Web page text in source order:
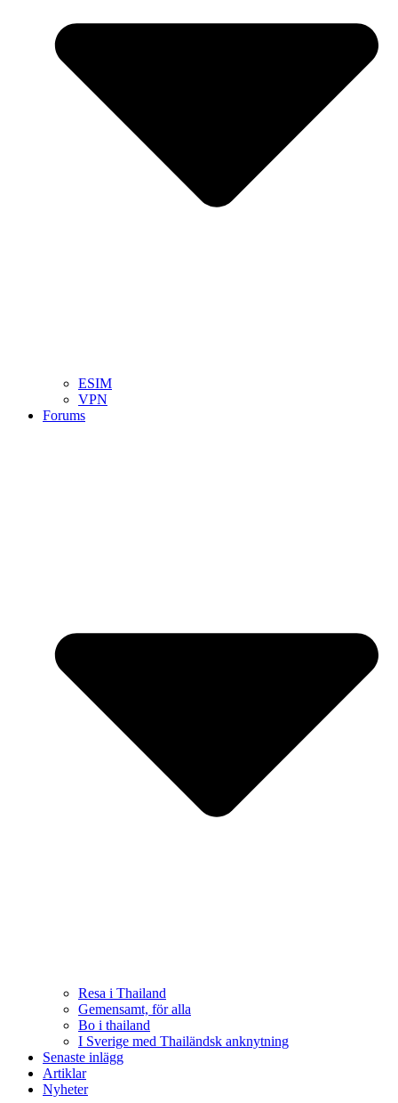
ESIM
VPN
Forums
Resa i Thailand
Gemensamt, för alla
Bo i thailand
I Sverige med Thailändsk anknytning
Senaste inlägg
Artiklar
Nyheter